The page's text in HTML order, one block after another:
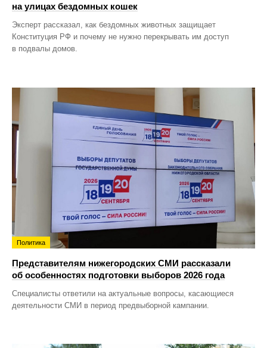
на улицах бездомных кошек
Эксперт рассказал, как бездомных животных защищает
Конституция РФ и почему не нужно перекрывать им доступ
в подвалы домов.
Политика
Представителям нижегородских СМИ рассказали
об особенностях подготовки выборов 2026 года
Специалисты ответили на актуальные вопросы, касающиеся
деятельности СМИ в период предвыборной кампании.